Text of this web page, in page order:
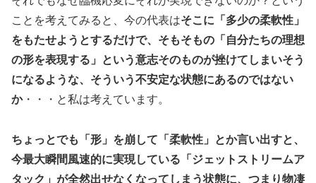
ことを考えてみると、今の代表はそこに「多少の柔軟性」
をもたせようとするだけで、そもそもの「自分たちの理想
の形を表現する」という意志そのものが挫けてしまいそう
になるような、そういう不安定な状態にあるのではない
か・・・と私は考えています。
ちょっとでも「形」を崩して「柔軟性」とか言い出すと、
今最大瞬間風速的に実現している「ジェットストリームア
タック」が全然出せなくなってしまう状態に、つまり物凄